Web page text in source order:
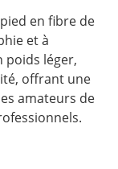
en fibre de
et à
poids léger,
offrant une
amateurs de